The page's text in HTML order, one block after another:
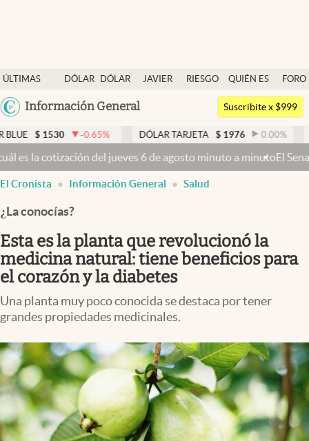
ÚLTIMAS
NOTICIAS
DÓLAR
DÓLAR
JAVIER
RIESGO
QUIÉN ES
QUIÉN
FORO
Argentina
México
Información General
Dólar
Members
Economía y Política
Finanzas y Mercados
Mercados Online
Negocios
Columnistas
Otras secciones
Infotechnology
Clase
Clima
Mundial 2026
Eventos Corporativos
Suscribite x $999
-0.65% DÓLAR TARJETA $ 1976 0.00 % DÓLAR MEP
6 de agosto minuto a minutoEl Senado busca aprobar la
El Cronista Información General Salud
¿La conocías?
Esta es la planta que revolucionó la
medicina natural: tiene beneficios para
el corazón y la diabetes
Una planta muy poco conocida se destaca por tener
grandes propiedades medicinales.